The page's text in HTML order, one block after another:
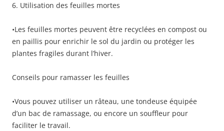
6. Utilisation des feuilles mortes
•Les feuilles mortes peuvent être recyclées en compost ou
en paillis pour enrichir le sol du jardin ou protéger les
plantes fragiles durant l’hiver.
Conseils pour ramasser les feuilles
•Vous pouvez utiliser un râteau, une tondeuse équipée
d’un bac de ramassage, ou encore un souffleur pour
faciliter le travail.